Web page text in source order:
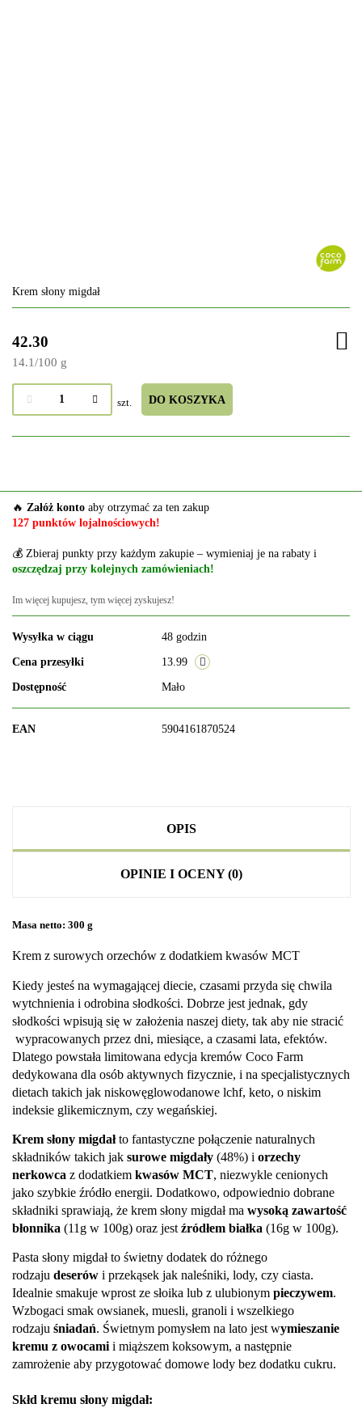
Krem słony migdał
42.30
14.1/100 g
szt. DO KOSZYKA
🔥 Załóż konto aby otrzymać za ten zakup
127 punktów lojalnościowych!
💰 Zbieraj punkty przy każdym zakupie – wymieniaj je na rabaty i
oszczędzaj przy kolejnych zamówieniach!
Im więcej kupujesz, tym więcej zyskujesz!
Wysyłka w ciągu 48 godzin
Cena przesyłki 13.99
Dostępność Mało
EAN 5904161870524
OPIS
OPINIE I OCENY (0)
Masa netto: 300 g
Krem z surowych orzechów z dodatkiem kwasów MCT
Kiedy jesteś na wymagającej diecie, czasami przyda się chwila
wytchnienia i odrobina słodkości. Dobrze jest jednak, gdy
słodkości wpisują się w założenia naszej diety, tak aby nie stracić
wypracowanych przez dni, miesiące, a czasami lata, efektów.
Dlatego powstała limitowana edycja kremów Coco Farm
dedykowana dla osób aktywnych fizycznie, i na specjalistycznych
dietach takich jak niskowęglowodanowe lchf, keto, o niskim
indeksie glikemicznym, czy wegańskiej.
Krem słony migdałto fantastyczne połączenie naturalnych
składników takich jak surowe migdały (48%) i orzechy
nerkowca z dodatkiem kwasów MCT, niezwykle cenionych
jako szybkie źródło energii. Dodatkowo, odpowiednio dobrane
składniki sprawiają, że krem słony migdał ma wysoką zawartość
błonnika (11g w 100g) oraz jest źródłem białka (16g w 100g).
Pasta słony migdał to świetny dodatek do różnego
rodzaju deserów i przekąsek jak naleśniki, lody, czy ciasta.
Idealnie smakuje wprost ze słoika lub z ulubionym pieczywem.
Wzbogaci smak owsianek, muesli, granoli i wszelkiego
rodzaju śniadań. Świetnym pomysłem na lato jest wymieszanie
kremu z owocami i miąższem koksowym, a następnie
zamrożenie aby przygotować domowe lody bez dodatku cukru.
Skłd kremu słony migdał: